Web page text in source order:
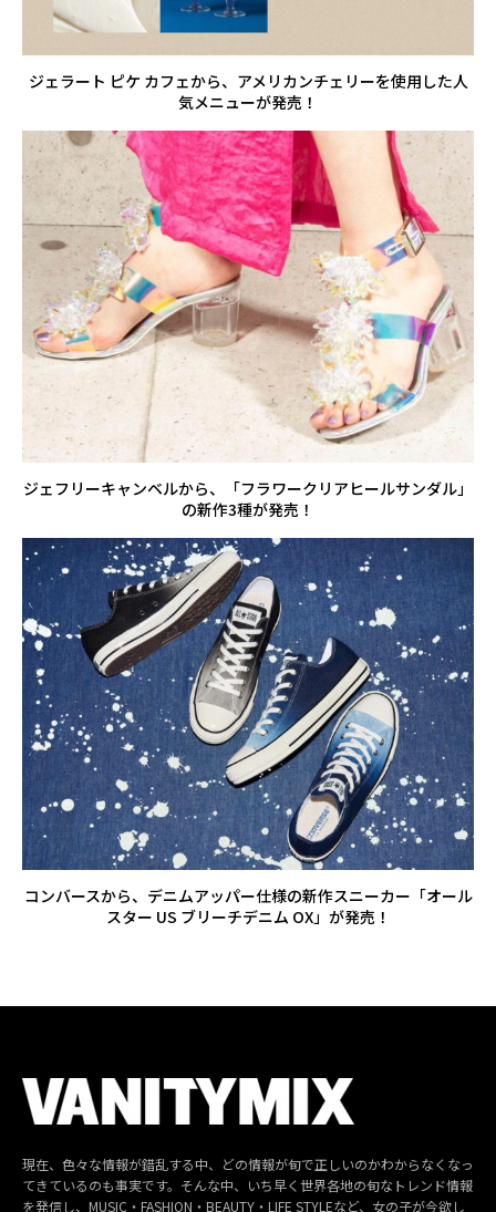
ジェラート ピケ カフェから、アメリカンチェリーを使用した人
気メニューが発売！
ジェフリーキャンベルから、「フラワークリアヒールサンダル」
の新作3種が発売！
コンバースから、デニムアッパー仕様の新作スニーカー「オール
スター US ブリーチデニム OX」が発売！
現在、色々な情報が錯乱する中、どの情報が旬で正しいのかわからなくなっ
てきているのも事実です。そんな中、いち早く世界各地の旬なトレンド情報
を発信し、MUSIC・FASHION・BEAUTY・LIFE STYLEなど、女の子が今欲し